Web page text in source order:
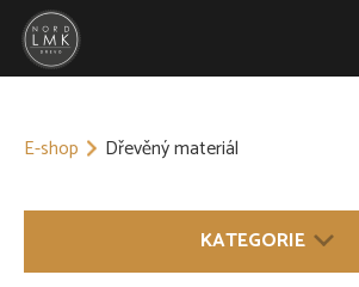
E-shop Dřevěný materiál
KATEGORIE